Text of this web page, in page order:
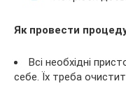
Як провести
Всі необхідні
себе. Їх треба